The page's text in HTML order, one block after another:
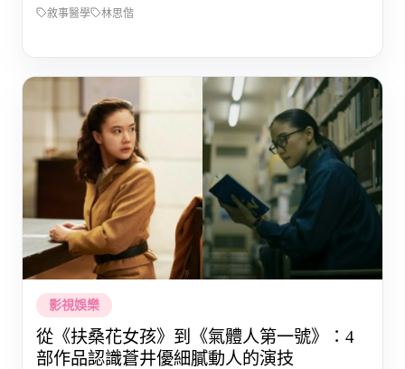
敘事醫學 林思偕
影視娛樂
從《扶桑花女孩》到《氣體人第一號》：4
部作品認識蒼井優細膩動人的演技